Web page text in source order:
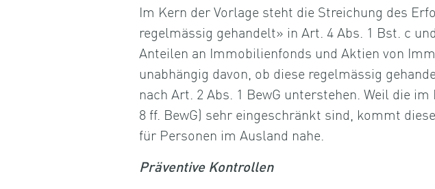
Im Kern der Vorlage steht die Streichung des
regelmässig gehandelt» in Art. 4 Abs. 1 Bst. c
Anteilen an Immobilienfonds und Aktien von
unabhängig davon, ob diese regelmässig
nach Art. 2 Abs. 1 BewG unterstehen. Weil die
8 ff. BewG) sehr eingeschränkt sind, kommt
für Personen im Ausland nahe.
Präventive Kontrollen